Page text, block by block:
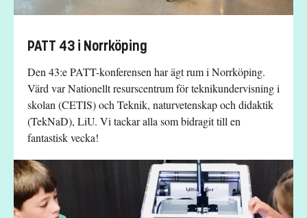
PATT 43 i Norrköping
Den 43:e PATT-konferensen har ägt rum i Norrköping.
Värd var Nationellt resurscentrum för teknikundervisning i
skolan (CETIS) och Teknik, naturvetenskap och didaktik
(TekNaD), LiU. Vi tackar alla som bidragit till en
fantastisk vecka!